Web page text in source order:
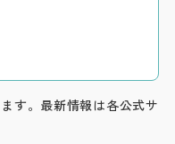
す。最新情報は各公式サ